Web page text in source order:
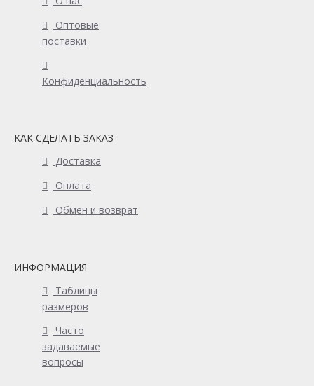
Оптовые
поставки
Конфиденциальность
КАК СДЕЛАТЬ ЗАКАЗ
Доставка
Оплата
Обмен и возврат
ИНФОРМАЦИЯ
Таблицы
размеров
Часто
задаваемые
вопросы